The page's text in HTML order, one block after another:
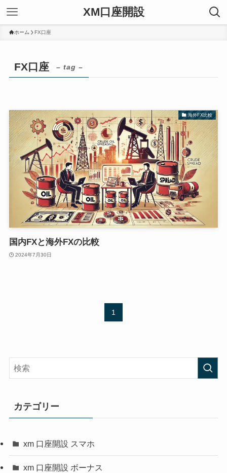
XM口座開設
ホーム FX口座
FX口座 – tag –
海外FX比較
国内FXと海外FXの比較
2024年7月30日
1
カテゴリー
xm 口座開設 スマホ
xm 口座開設 ボーナス